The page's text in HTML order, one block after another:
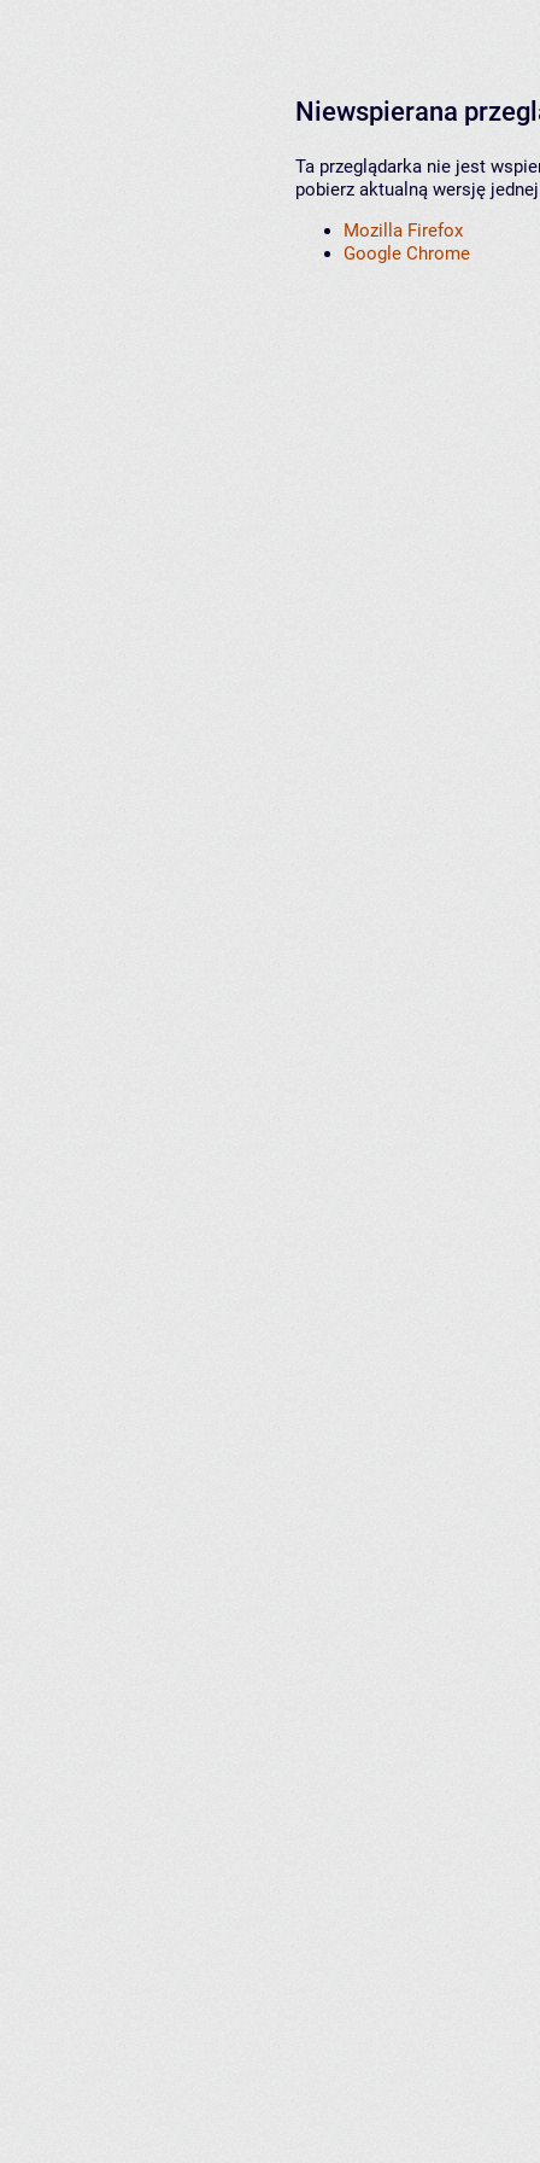
Niewspierana
Ta przeglądarka nie jest
pobierz aktualną wersję
Mozilla Firefox
Google Chrome